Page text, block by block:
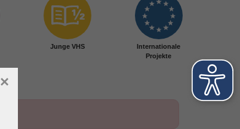
Junge VHS
Internationale
Projekte
×